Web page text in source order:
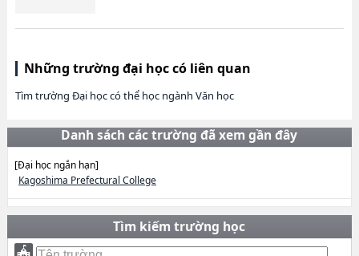
Những trường đại học có liên quan
Tìm trường Đại học có thể học ngành Văn học
Danh sách các trường đã xem gần đây
[Đại học ngắn hạn]
Kagoshima Prefectural College
Tìm kiếm trường học